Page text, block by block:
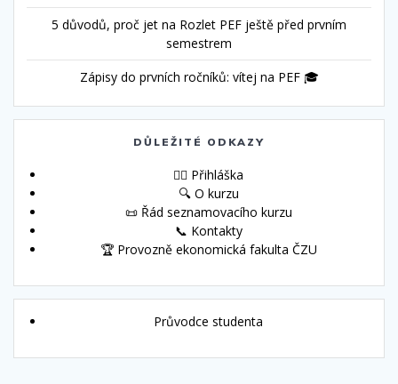
5 důvodů, proč jet na Rozlet PEF ještě před prvním
semestrem
Zápisy do prvních ročníků: vítej na PEF 🎓
DŮLEŽITÉ ODKAZY
🙋‍♀️ Přihláška
🔍 O kurzu
📜 Řád seznamovacího kurzu
📞 Kontakty
🏆 Provozně ekonomická fakulta ČZU
Průvodce studenta